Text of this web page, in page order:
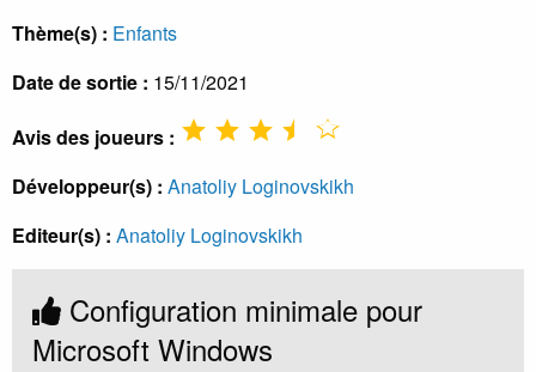
Thème(s) : Enfants
Date de sortie : 15/11/2021
Avis des joueurs :
Développeur(s) : Anatoliy Loginovskikh
Editeur(s) : Anatoliy Loginovskikh
Configuration minimale pour
Microsoft Windows